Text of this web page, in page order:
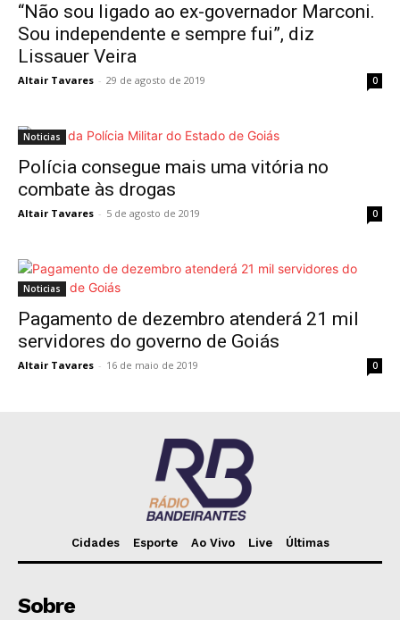
“Não sou ligado ao ex-governador Marconi.
Sou independente e sempre fui”, diz
Lissauer Veira
Altair Tavares - 29 de agosto de 2019 0
Noticias
Polícia consegue mais uma vitória no
combate às drogas
Altair Tavares - 5 de agosto de 2019 0
Noticias
Pagamento de dezembro atenderá 21 mil
servidores do governo de Goiás
Altair Tavares - 16 de maio de 2019 0
Cidades Esporte Ao Vivo Live Últimas
Sobre